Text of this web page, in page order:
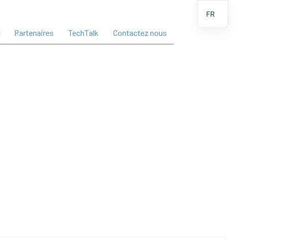
Partenaires TechTalk Contactez nous
FR